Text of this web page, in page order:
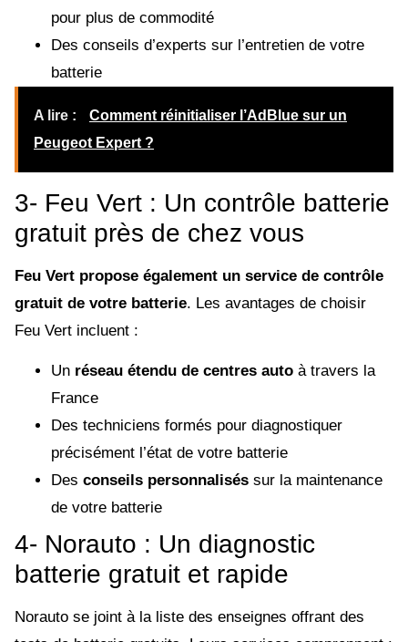
pour plus de commodité
Des conseils d’experts sur l’entretien de votre
batterie
A lire :
Comment réinitialiser l’AdBlue sur un
Peugeot Expert ?
3- Feu Vert : Un contrôle batterie
gratuit près de chez vous
Feu Vert propose également un service de contrôle
gratuit de votre batterie. Les avantages de choisir
Feu Vert incluent :
Un réseau étendu de centres auto à travers la
France
Des techniciens formés pour diagnostiquer
précisément l’état de votre batterie
Des conseils personnalisés sur la maintenance
de votre batterie
4- Norauto : Un diagnostic
batterie gratuit et rapide
Norauto se joint à la liste des enseignes offrant des